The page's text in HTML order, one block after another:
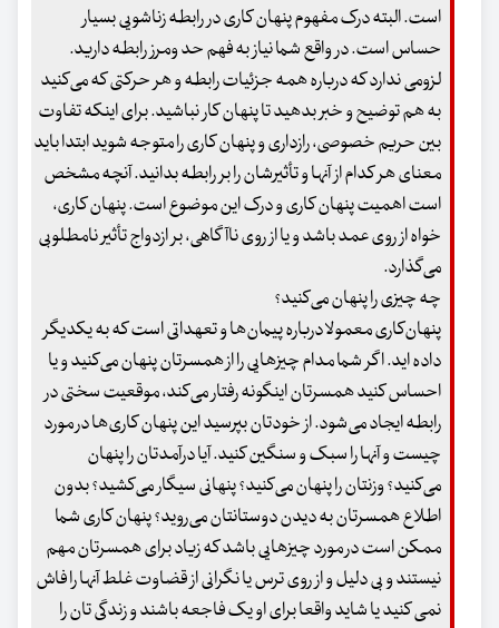
است. البته درک مفهوم پنهان کاری در رابطه زناشویی بسیار
حساس است. در واقع شما نیاز به فهم حد ومرز رابطه دارید.
لزومی ندارد که درباره همه جزئیات رابطه و هر حرکتی که می‌کنید
به هم توضیح و خبر بدهید تا پنهان کار نباشید. برای اینکه تفاوت
بین حریم خصوصی، رازداری و پنهان کاری را متوجه شوید ابتدا باید
معنای هر کدام از آنها و تأثیرشان را بر رابطه بدانید. آنچه مشخص
است اهمیت پنهان کاری و درک این موضوع است. پنهان کاری،
خواه از روی عمد باشد و یا از روی ناآگاهی، بر ازدواج تأثیر نامطلوبی
می‌گذارد.
چه چیزی را پنهان می‌کنید؟
پنهان‌کاری معمولا درباره پیمان‌ها و تعهداتی است که به یکدیگر
داده اید. اگر شما مدام چیزهایی را از همسرتان پنهان می‌کنید و یا
احساس کنید همسرتان اینگونه رفتار می‌کند، موقعیت سختی در
رابطه ایجاد می‌شود. از خودتان بپرسید این پنهان کاری‌ها در مورد
چیست و آنها را سبک و سنگین کنید. آیا درآمدتان را پنهان
می‌کنید؟ وزنتان را پنهان می‌کنید؟ پنهانی سیگار می‌کشید؟ بدون
اطلاع همسرتان به دیدن دوستانتان می‌روید؟ پنهان کاری شما
ممکن است در مورد چیزهایی باشد که زیاد برای همسرتان مهم
نیستند و بی دلیل و از روی ترس یا نگرانی از قضاوت غلط آنها را فاش
نمی کنید یا شاید واقعا برای او یک فاجعه باشند و زندگی تان را